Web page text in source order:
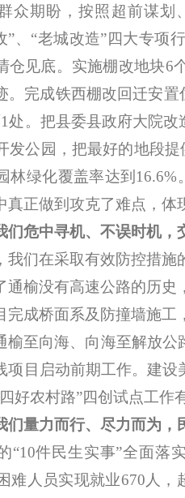
期盼，按照超前谋划、
”、“老城改造”四大专项
仓见底。实施棚改地块6
。完成铁西棚改回迁安
处。把县委县政府大院
发公园，把最好的地段
林绿化覆盖率达到
真正做到攻克了难点，
们危中寻机、不误时机，
在采取有效防控措施
通榆没有高速公路的历
完成桥面系及防撞墙施
榆至向海、向海至解放
项目启动前期工作。建设
好农村路”四创试点工
们量力而行、尽力而为，
件民生实事”全面落实
难人员实现就业670人